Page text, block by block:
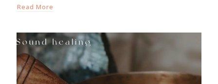
Read More